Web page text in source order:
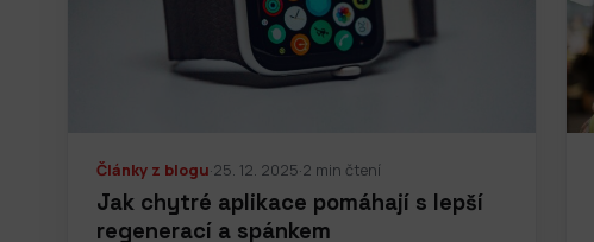
Články z blogu·25. 12. 2025·2 min čtení
Jak chytré aplikace pomáhají s lepší
regenerací a spánkem